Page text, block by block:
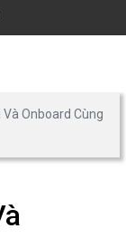
Onboard Cùng